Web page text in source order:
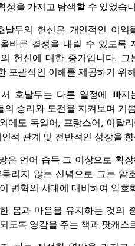
성을 가지고 탐색할 수 있었습
날두의 헌신은 개인적인 이
바른 결정을 내릴 수 있도록
헌신에 대한 증거입니다.
포괄적인 이해를 제공하기 위
호날두는 다른 열정에 빠
의 승리와 도전을 지켜보며 기
에도 독일어, 프랑스어, 이탈
적 관계 및 전반적인 성장을
은 언어 습득 그 이상으로 확
리지 않는 신념으로 그는
변혁의 시대에 대비하여 암
몸과 마음을 유지하는 것의
도록 영감을 주는 책과 팟캐